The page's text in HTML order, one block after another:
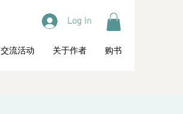
Log In
交流活动 关于作者 购书